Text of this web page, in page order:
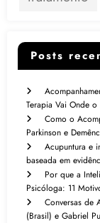
Posts
Terapia Vai Onde
Como o
Parkinson e
Acupuntura e
baseada em
Por que a
Psicóloga: 11
Conversas de
(Brasil) e Gabriel